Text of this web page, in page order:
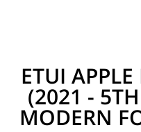
ETUI
(2021 -
MODERN